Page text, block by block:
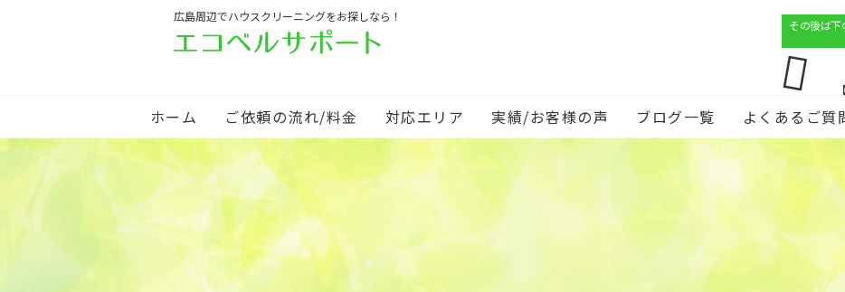
広島周辺でハウスクリーニングをお探しなら！
その後は
ホーム ご依頼の流れ/料金 対応エリア 実績/お客様の声 ブログ一覧 よくあるご質